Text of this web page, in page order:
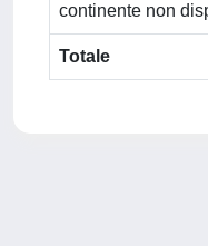
continente non
Totale